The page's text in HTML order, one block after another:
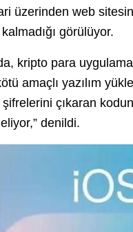
üzerinden web
görülüyor.
kripto para
amaçlı yazılım
çıkaran
denildi.